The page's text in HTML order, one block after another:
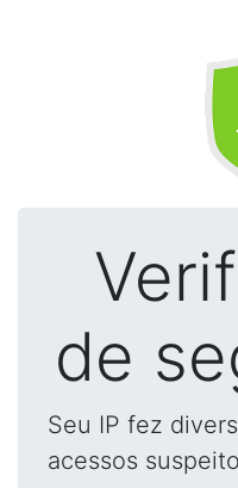
de
Seu IP fez
acessos